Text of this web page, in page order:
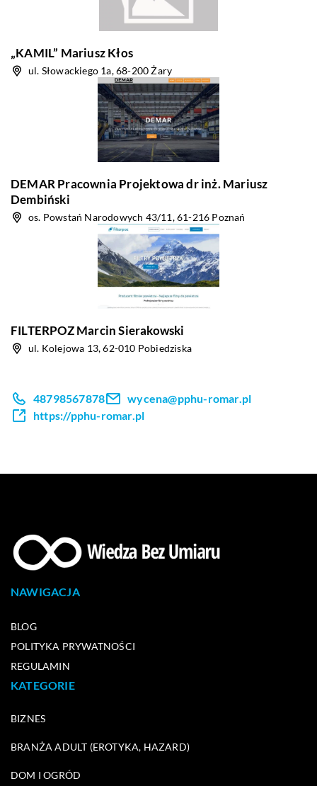
„KAMIL” Mariusz Kłos
ul. Słowackiego 1a, 68-200 Żary
DEMAR Pracownia Projektowa dr inż. Mariusz
Dembiński
os. Powstań Narodowych 43/11, 61-216 Poznań
FILTERPOZ Marcin Sierakowski
ul. Kolejowa 13, 62-010 Pobiedziska
48798567878
wycena@pphu-romar.pl
https://pphu-romar.pl
NAWIGACJA
BLOG
POLITYKA PRYWATNOŚCI
REGULAMIN
KATEGORIE
BIZNES
BRANŻA ADULT (EROTYKA, HAZARD)
DOM I OGRÓD